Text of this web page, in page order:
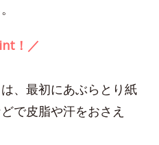
！／
、最初にあぶらとり紙
で皮脂や汗をおさえ